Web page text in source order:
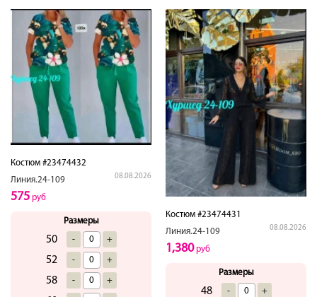
Костюм #23474432
Линия.24-109
08.08.2026
575 руб
Размеры
50 - +
52 - +
58 - +
Костюм #23474431
Линия.24-109
08.08.2026
1,380руб
Размеры
48 - +